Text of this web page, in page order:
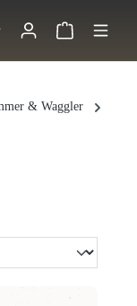
& Waggler